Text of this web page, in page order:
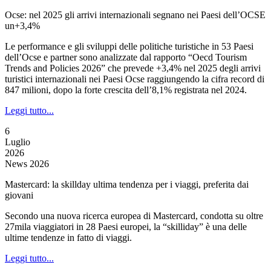
Ocse: nel 2025 gli arrivi internazionali segnano nei Paesi dell’OCSE
un+3,4%
Le performance e gli sviluppi delle politiche turistiche in 53 Paesi
dell’Ocse e partner sono analizzate dal rapporto “Oecd Tourism
Trends and Policies 2026” che prevede +3,4% nel 2025 degli arrivi
turistici internazionali nei Paesi Ocse raggiungendo la cifra record di
847 milioni, dopo la forte crescita dell’8,1% registrata nel 2024.
Leggi tutto...
6
Luglio
2026
News 2026
Mastercard: la skillday ultima tendenza per i viaggi, preferita dai
giovani
Secondo una nuova ricerca europea di Mastercard, condotta su oltre
27mila viaggiatori in 28 Paesi europei, la “skilliday” è una delle
ultime tendenze in fatto di viaggi.
Leggi tutto...